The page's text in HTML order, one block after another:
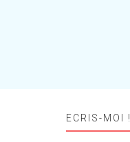
ECRIS-MOI !